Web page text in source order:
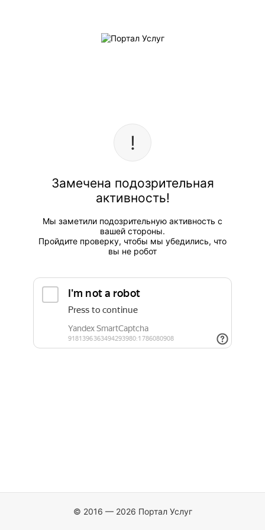
Замечена подозрительная
активность!
Мы заметили подозрительную активность с
вашей стороны.
Пройдите проверку, чтобы мы убедились, что
вы не робот
© 2016 — 2026 Портал Услуг